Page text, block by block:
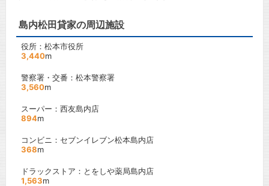
島内松田貸家の周辺施設
役所：松本市役所
3,440m
警察署・交番：松本警察署
3,560m
スーパー：西友島内店
894m
コンビニ：セブンイレブン松本島内店
368m
ドラックストア：とをしや薬局島内店
1,563m